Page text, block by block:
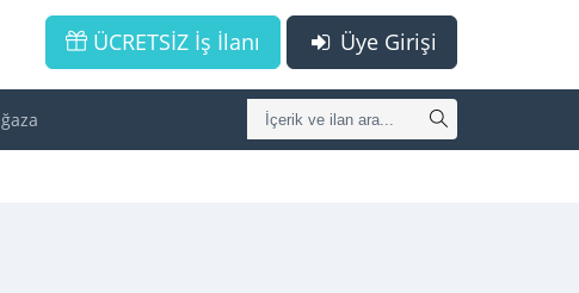
Üye Girişi
ÜCRETSİZ İş İlanı